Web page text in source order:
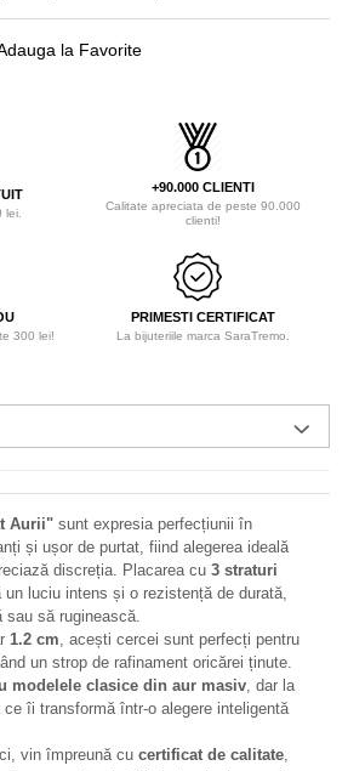
la Favorite
lei.
+90.000 CLIENTI
Calitate apreciata de peste 90.000
clienti!
300 lei!
PRIMESTI CERTIFICAT
La bijuteriile marca SaraTremo.
Aurii" sunt expresia perfecțiunii în
și ușor de purtat, fiind alegerea ideală
discreția. Placarea cu 3 straturi
un luciu intens și o rezistență de durată,
sau să ruginească.
1.2 cm, acești cercei sunt perfecți pentru
un strop de rafinament oricărei ținute.
modelele clasice din aur masiv, dar la
îi transformă într-o alegere inteligentă
vin împreună cu certificat de calitate,